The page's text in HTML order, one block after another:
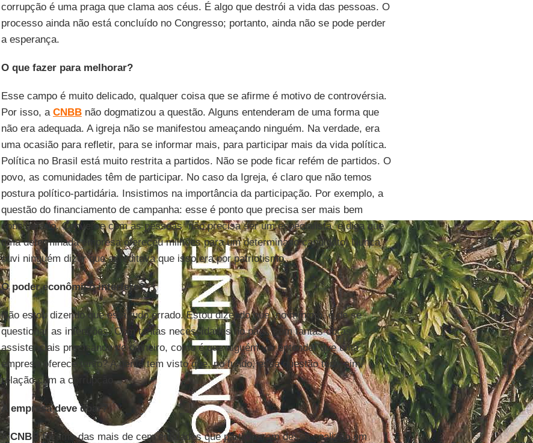
corrupção é uma praga que clama aos céus. É algo que destrói a vida das pessoas. O
processo ainda não está concluído no Congresso; portanto, ainda não se pode perder
a esperança.
O que fazer para melhorar?
Esse campo é muito delicado, qualquer coisa que se afirme é motivo de controvérsia.
Por isso, a CNBBnão dogmatizou a questão. Alguns entenderam de uma forma que
não era adequada. A igreja não se manifestou ameaçando ninguém. Na verdade, era
uma ocasião para refletir, para se informar mais, para participar mais da vida política.
Política no Brasil está muito restrita a partidos. Não se pode ficar refém de partidos. O
povo, as comunidades têm de participar. No caso da Igreja, é claro que não temos
postura político-partidária. Insistimos na importância da participação. Por exemplo, a
questão do financiamento de campanha: esse é ponto que precisa ser mais bem
considerado. Converse com as pessoas  não precisa ser um especialista  e diga que
uma determinada empresa ofereceu milhões para um determinado candidato. Nunca
ouvi ninguém dizer que acreditava que isso era por patriotismo.
O poder econômico interfere?
Não estou dizendo que está tudo errado. Estou dizendo que, no mínimo, é de se
questionar as intenções. Com tantas necessidades no país, com tantas obras
assistenciais precisando de dinheiro, como é que alguém vai entender que uma
empresa oferece tanto? A gente tem visto que, no fundo, essa questão tem, sim,
relação com a corrupção.
A empresa deve doar?
ACNBBfoi uma das mais de cem entidades que participaram dessa coalizão em